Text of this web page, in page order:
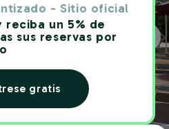
- Sitio oficial
reciba un 5% de
sus reservas por
gratis